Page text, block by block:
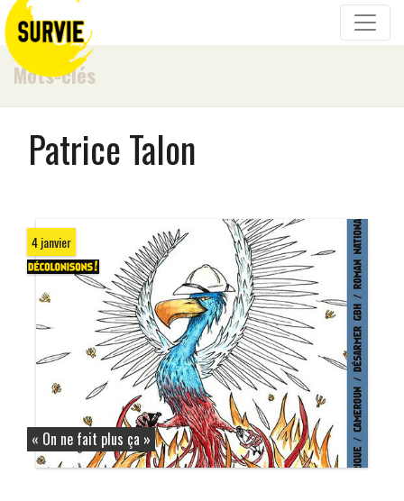
Mots-clés
Patrice Talon
4 janvier
« On ne fait plus ça »